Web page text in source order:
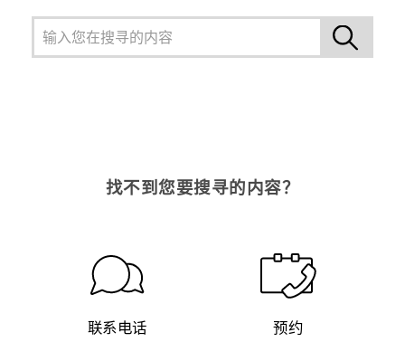
找不到您要搜寻的内容？
联系电话 预约